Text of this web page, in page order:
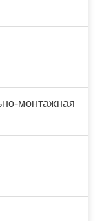
монтажная